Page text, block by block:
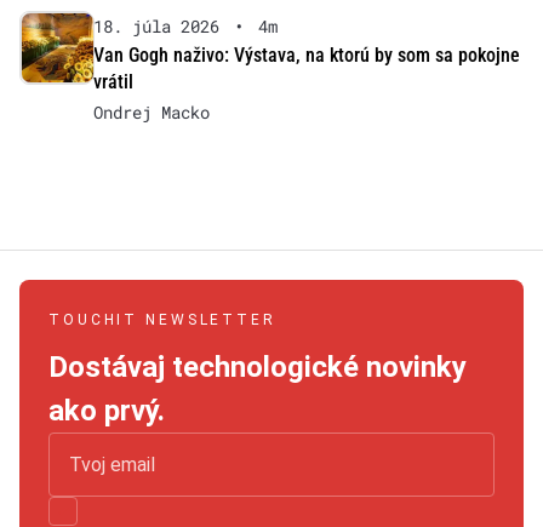
18. júla 2026 •
4m
Van Gogh naživo: Výstava, na ktorú by som sa pokojne
vrátil
Ondrej Macko
TOUCHIT NEWSLETTER
Dostávaj technologické novinky
ako prvý.